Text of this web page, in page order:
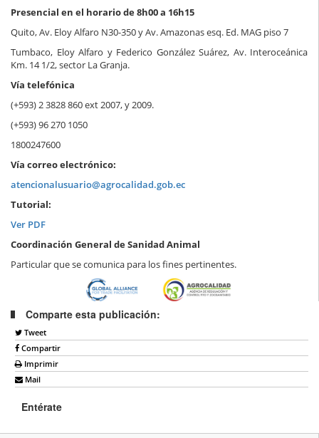
Presencial en el horario de 8h00 a 16h15
Quito, Av. Eloy Alfaro N30-350 y Av. Amazonas esq. Ed. MAG piso 7
Tumbaco, Eloy Alfaro y Federico González Suárez, Av. Interoceánica
Km. 14 1/2, sector La Granja.
Vía telefónica
(+593) 2 3828 860 ext 2007, y 2009.
(+593) 96 270 1050
1800247600
Vía correo electrónico:
atencionalusuario@agrocalidad.gob.ec
Tutorial:
Ver PDF
Coordinación General de Sanidad Animal
Particular que se comunica para los fines pertinentes.
Comparte esta publicación:
Tweet
Compartir
Imprimir
Mail
Entérate